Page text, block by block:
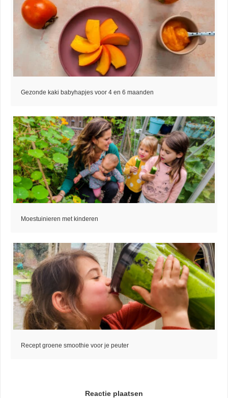
Gezonde kaki babyhapjes voor 4 en 6 maanden
Moestuinieren met kinderen
Recept groene smoothie voor je peuter
Reactie plaatsen